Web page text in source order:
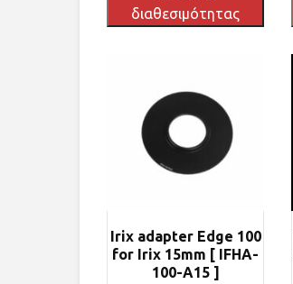
διαθεσιμότητας
Irix adapter Edge 100
for Irix 15mm [ IFHA-
100-A15 ]